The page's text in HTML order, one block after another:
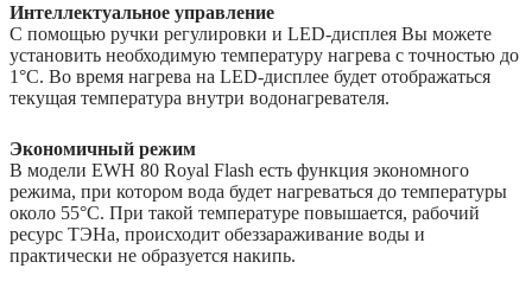
Интеллектуальное управление
С помощью ручки регулировки и LED-дисплея Вы можете
установить необходимую температуру нагрева с точностью до
1°C. Во время нагрева на LED-дисплее будет отображаться
текущая температура внутри водонагревателя.
Экономичный режим
В модели EWH 80 Royal Flash есть функция экономного
режима, при котором вода будет нагреваться до температуры
около 55°С. При такой температуре повышается, рабочий
ресурс ТЭНа, происходит обеззараживание воды и
практически не образуется накипь.